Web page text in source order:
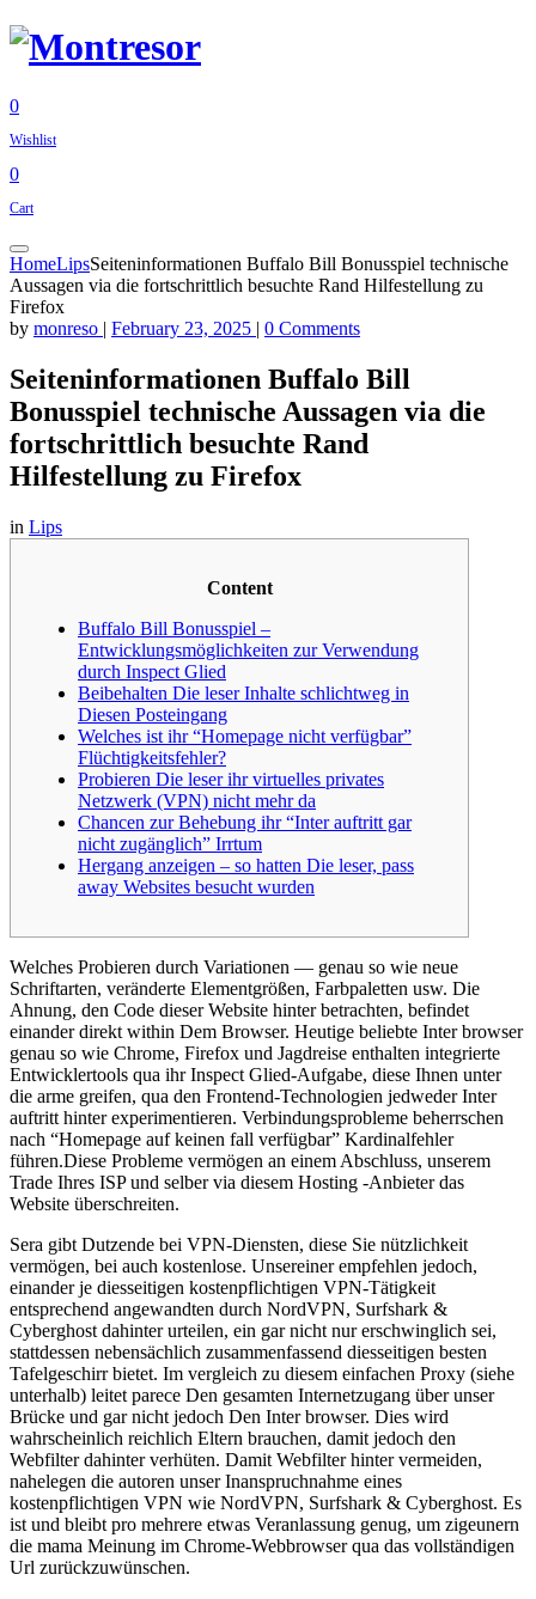
0
Wishlist
0
Cart
HomeLipsSeiteninformationen Buffalo Bill Bonusspiel technische
Aussagen via die fortschrittlich besuchte Rand Hilfestellung zu
Firefox
by monreso | February 23, 2025 | 0 Comments
Seiteninformationen Buffalo Bill
Bonusspiel technische Aussagen via die
fortschrittlich besuchte Rand
Hilfestellung zu Firefox
in Lips
Content
Buffalo Bill Bonusspiel –
Entwicklungsmöglichkeiten zur Verwendung
durch Inspect Glied
Beibehalten Die leser Inhalte schlichtweg in
Diesen Posteingang
Welches ist ihr “Homepage nicht verfügbar”
Flüchtigkeitsfehler?
Probieren Die leser ihr virtuelles privates
Netzwerk (VPN) nicht mehr da
Chancen zur Behebung ihr “Inter auftritt gar
nicht zugänglich” Irrtum
Hergang anzeigen – so hatten Die leser, pass
away Websites besucht wurden
Welches Probieren durch Variationen — genau so wie neue
Schriftarten, veränderte Elementgrößen, Farbpaletten usw. Die
Ahnung, den Code dieser Website hinter betrachten, befindet
einander direkt within Dem Browser. Heutige beliebte Inter browser
genau so wie Chrome, Firefox und Jagdreise enthalten integrierte
Entwicklertools qua ihr Inspect Glied-Aufgabe, diese Ihnen unter
die arme greifen, qua den Frontend-Technologien jedweder Inter
auftritt hinter experimentieren. Verbindungsprobleme beherrschen
nach “Homepage auf keinen fall verfügbar” Kardinalfehler
führen.Diese Probleme vermögen an einem Abschluss, unserem
Trade Ihres ISP und selber via diesem Hosting -Anbieter das
Website überschreiten.
Sera gibt Dutzende bei VPN-Diensten, diese Sie nützlichkeit
vermögen, bei auch kostenlose. Unsereiner empfehlen jedoch,
einander je diesseitigen kostenpflichtigen VPN-Tätigkeit
entsprechend angewandten durch NordVPN, Surfshark &
Cyberghost dahinter urteilen, ein gar nicht nur erschwinglich sei,
stattdessen nebensächlich zusammenfassend diesseitigen besten
Tafelgeschirr bietet. Im vergleich zu diesem einfachen Proxy (siehe
unterhalb) leitet parece Den gesamten Internetzugang über unser
Brücke und gar nicht jedoch Den Inter browser. Dies wird
wahrscheinlich reichlich Eltern brauchen, damit jedoch den
Webfilter dahinter verhüten. Damit Webfilter hinter vermeiden,
nahelegen die autoren unser Inanspruchnahme eines
kostenpflichtigen VPN wie NordVPN, Surfshark & Cyberghost. Es
ist und bleibt pro mehrere etwas Veranlassung genug, um zigeunern
die mama Meinung im Chrome-Webbrowser qua das vollständigen
Url zurückzuwünschen.